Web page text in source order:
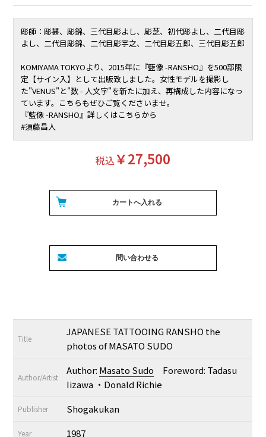
彫師：彫甚、彫錦、三代目彫よし、彫芝、初代彫よし、二代目彫
よし、二代目彫錦、二代目彫宇之、二代目彫五郎、三代目彫五郎
KOMIYAMA TOKYOより、2015年に『藍像 -RANSHO』を500部限
定【サイン入】として出版致しました。女性モデルを撮影し
た"VENUS"と"数 - 人文字"を新たに加え、再構成した内容になっ
ています。こちらもぜひご覧くださいませ。
『藍像 -RANSHO』詳しくはこちらから
#須藤昌人
税込￥27,500
Title
JAPANESE TATTOOING RANSHO the
photos of MASATO SUDO
Author/Artist
Author: Masato Sudo Foreword: Tadasu
Iizawa ・Donald Richie
Publisher Shogakukan
Year 1987